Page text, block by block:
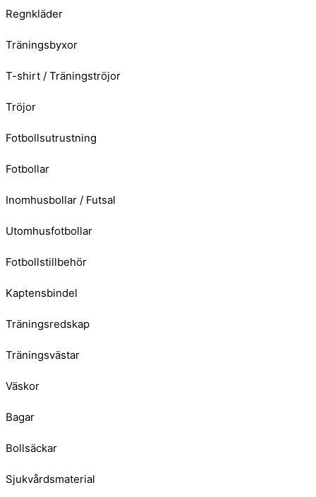
Regnkläder
Träningsbyxor
T-shirt / Träningströjor
Tröjor
Fotbollsutrustning
Fotbollar
Inomhusbollar / Futsal
Utomhusfotbollar
Fotbollstillbehör
Kaptensbindel
Träningsredskap
Träningsvästar
Väskor
Bagar
Bollsäckar
Sjukvårdsmaterial